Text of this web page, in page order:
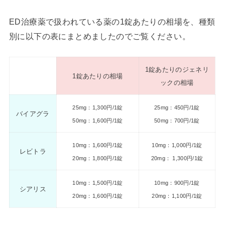
ED治療薬で扱われている薬の1錠あたりの相場を、種類
別に以下の表にまとめましたのでご覧ください。
1錠あたりの相場
1錠あたりのジェネリ
ックの相場
バイアグラ
25mg：1,300円/1錠
50mg：1,600円/1錠
25mg：450円/1錠
50mg：700円/1錠
レビトラ
10mg：1,600円/1錠
20mg：1,800円/1錠
10mg：1,000円/1錠
20mg： 1,300円/1錠
シアリス
10mg：1,500円/1錠
20mg：1,600円/1錠
10mg：900円/1錠
20mg：1,100円/1錠